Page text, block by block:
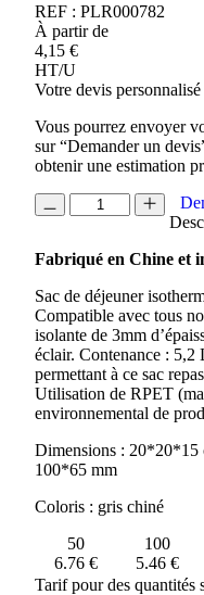
REF : PLR000782
À partir de
4,15 €
HT/U
Votre devis personnalisé
Vous pourrez envoyer
sur “Demander un
obtenir une estimation
quantité
de
A
ISOTHERME
EN
RPET
SENDAI
Fabriqué en Chine et
Sac de déjeuner
Compatible avec tous
isolante de 3mm
éclair. Contenance :
permettant à ce sac
Utilisation de RPET
environnemental de
Dimensions : 20*20*15
100*65 mm
Coloris : gris chiné
50
100
6.76 €
5.46 €
Tarif pour des quantités